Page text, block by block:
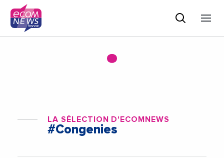
LA SÉLECTION D'ECOMNEWS
#Congenies